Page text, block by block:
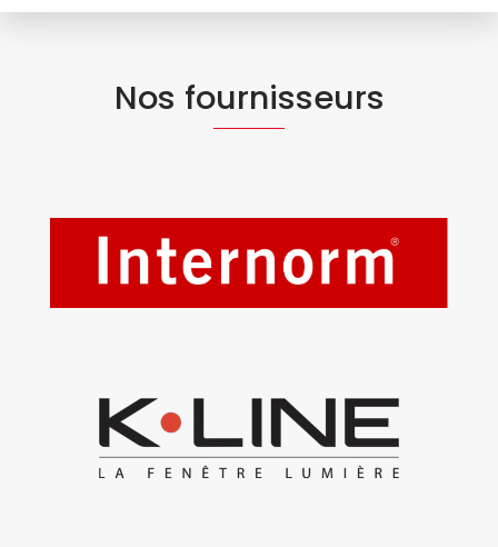
Nos fournisseurs